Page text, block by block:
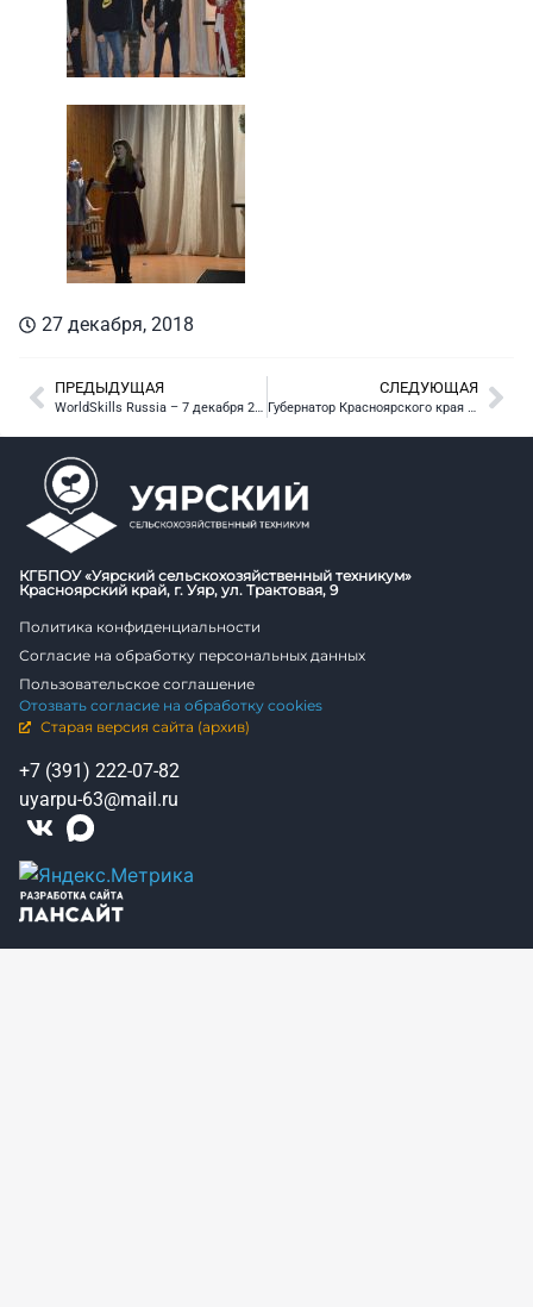
27 декабря, 2018
ПРЕДЫДУЩАЯ
WorldSkills Russia – 7 декабря 2018
СЛЕДУЮЩАЯ
Губернатор Красноярского края Александр Усс в техникуме
КГБПОУ «Уярский сельскохозяйственный техникум»
Красноярский край, г. Уяр, ул. Трактовая, 9
Политика конфиденциальности
Согласие на обработку персональных данных
Пользовательское соглашение
Отозвать согласие на обработку cookies
Старая версия сайта (архив)
+7 (391) 222-07-82
uyarpu-63@mail.ru